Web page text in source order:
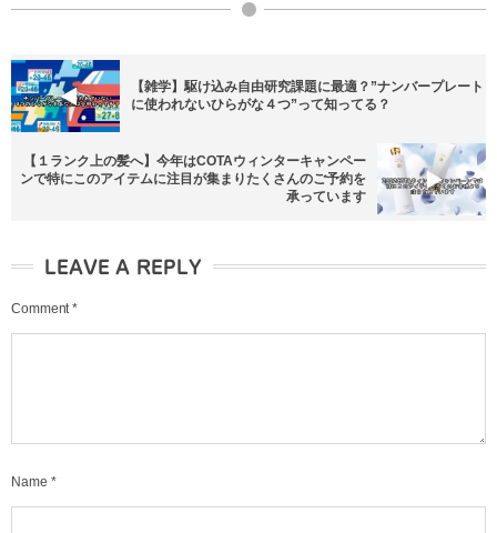
【雑学】駆け込み自由研究課題に最適？”ナンバープレート
に使われないひらがな４つ”って知ってる？
【１ランク上の髪へ】今年はCOTAウィンターキャンペー
ンで特にこのアイテムに注目が集まりたくさんのご予約を
承っています
LEAVE A REPLY
Comment *
Name *